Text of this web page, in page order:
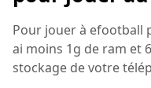
Pour jouer à efootball
ai moins 1g de ram et
stockage de votre